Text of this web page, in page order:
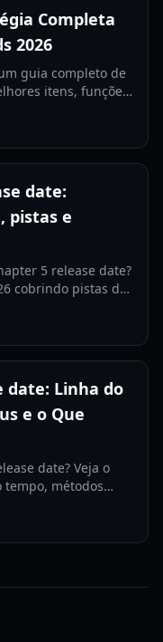
Completa
2026
guia completo de
itens, funções
date:
pistas e
5 release date?
cobrindo pistas de
date: Linha do
e o Que
date? Veja o
métodos